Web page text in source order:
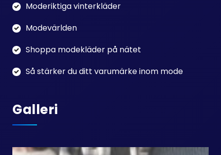
Moderiktiga vinterkläder
Modevärlden
Shoppa modekläder på nätet
Så stärker du ditt varumärke inom mode
Galleri